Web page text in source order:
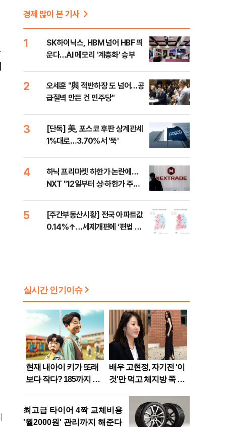
경제 많이 본 기사
1
SK하이닉스, HBM 넘어 HBF 띄
운다…AI 메모리 '계층화' 승부
2
오세훈 "與 적반하장 도 넘어…공
급절벽 만든 건 민주당"
3
[단독] 美, 포스코 후판 상계관세
1%대로…3.70%서 '뚝'
4
하닉 프리마켓 하한가 논란에…
NXT "12일부터 상·하한가 주문
5
[주간부동산시황] 전국 아파트값
0.14%↑…세제개편에 ‘편법 주